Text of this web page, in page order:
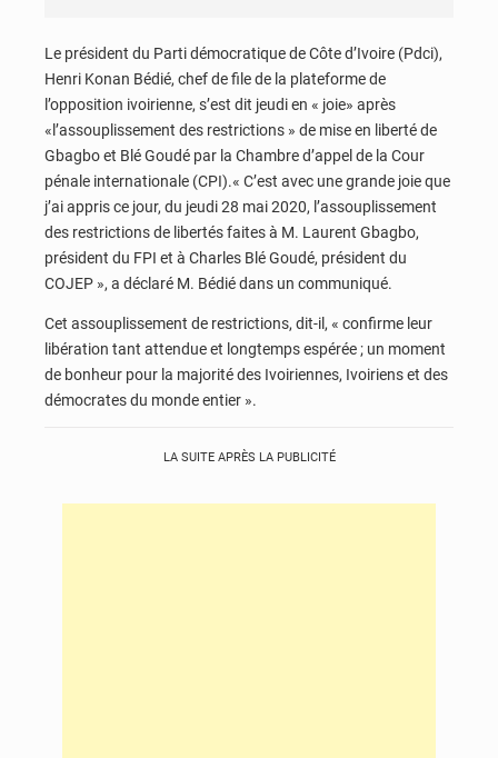
Le président du Parti démocratique de Côte d’Ivoire (Pdci),
Henri Konan Bédié, chef de file de la plateforme de
l’opposition ivoirienne, s’est dit jeudi en « joie» après
«l’assouplissement des restrictions » de mise en liberté de
Gbagbo et Blé Goudé par la Chambre d’appel de la Cour
pénale internationale (CPI).« C’est avec une grande joie que
j’ai appris ce jour, du jeudi 28 mai 2020, l’assouplissement
des restrictions de libertés faites à M. Laurent Gbagbo,
président du FPI et à Charles Blé Goudé, président du
COJEP », a déclaré M. Bédié dans un communiqué.
Cet assouplissement de restrictions, dit-il, « confirme leur
libération tant attendue et longtemps espérée ; un moment
de bonheur pour la majorité des Ivoiriennes, Ivoiriens et des
démocrates du monde entier ».
LA SUITE APRÈS LA PUBLICITÉ